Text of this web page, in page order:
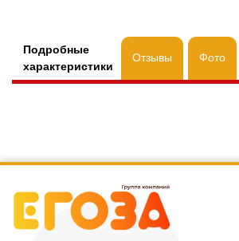
Подробные
характеристики
Отзывы Фото